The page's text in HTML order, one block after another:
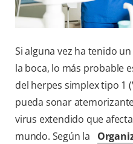
Si alguna vez ha tenido
la boca, lo más probable
del herpes simplex tipo 1
pueda sonar
virus extendido que
mundo. Según la